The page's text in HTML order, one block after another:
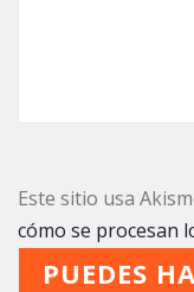
Este sitio usa
cómo se procesan
PUEDES